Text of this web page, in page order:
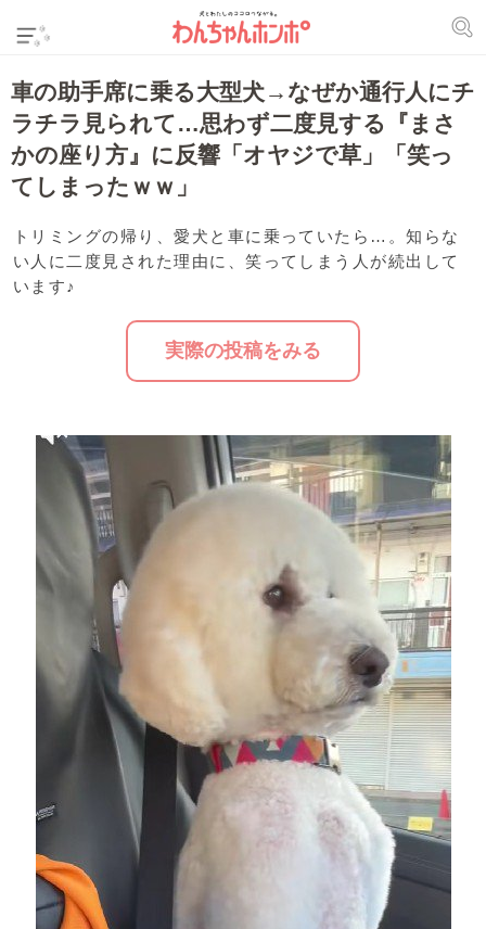
車の助手席に乗る大型犬→なぜか通行人にチ
ラチラ見られて…思わず二度見する『まさ
かの座り方』に反響「オヤジで草」「笑っ
てしまったｗｗ」
トリミングの帰り、愛犬と車に乗っていたら…。知らな
い人に二度見された理由に、笑ってしまう人が続出して
います♪
実際の投稿をみる